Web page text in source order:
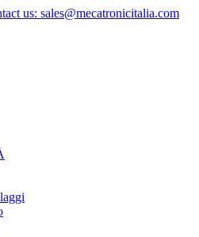
us: sales@mecatronicitalia.com